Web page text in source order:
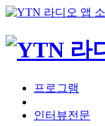
프로그램
인터뷰전문